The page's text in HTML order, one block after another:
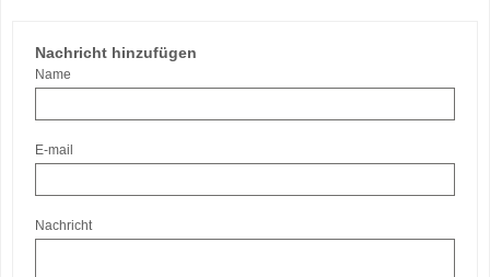
Nachricht hinzufügen
Name
E-mail
Nachricht